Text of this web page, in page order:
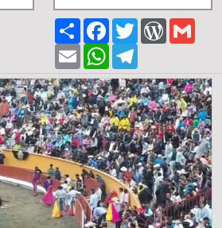
ShareFacebook
Twitter
EmailWhatsApp